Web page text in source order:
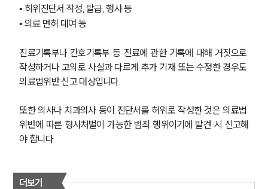
• 허위진단서 작성, 발급, 행사 등
• 의료 면허 대여 등
진료기록부나 간호기록부 등 진료에 관한 기록에 대해 거짓으로
작성하거나 고의로 사실과 다르게 추가 기재 또는 수정한 경우도
의료법위반 신고 대상입니다.
또한 의사나 치과의사 등이 진단서를 허위로 작성한 것은 의료법
위반에 따른 형사처벌이 가능한 범죄 행위이기에 발견 시 신고해
야 합니다.
더보기